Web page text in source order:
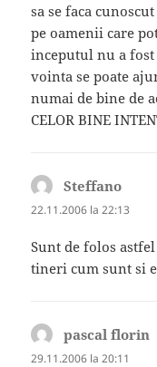
sa se faca
pe oamenii care
inceputul nu a
vointa se poate
numai de bine de
CELOR BINE
Steffano
22.11.2006 la 22:13
Sunt de folos
tineri cum sunt si
pascal florin
29.11.2006 la 20:11